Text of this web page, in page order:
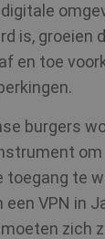
is, groeien
en toe
burgers
toegang te
een VPN in
zich